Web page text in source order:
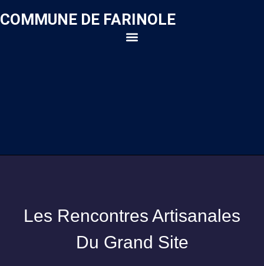
COMMUNE DE FARINOLE
Les Rencontres Artisanales
Du Grand Site